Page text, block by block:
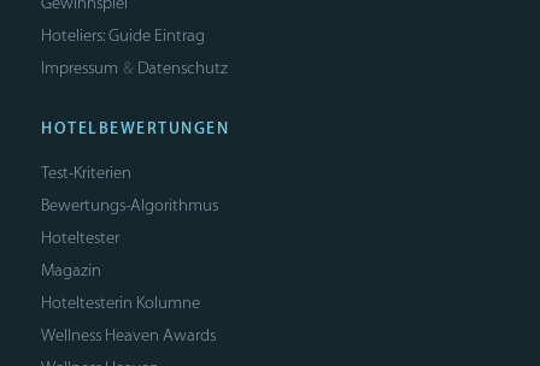
Hoteliers: Guide Eintrag
Impressum & Datenschutz
HOTELBEWERTUNGEN
Test-Kriterien
Bewertungs-Algorithmus
Hoteltester
Magazin
Hoteltesterin Kolumne
Wellness Heaven Awards